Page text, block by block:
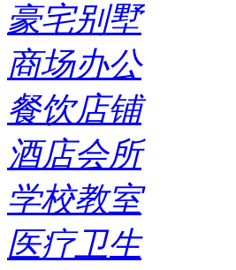
豪宅别墅
商场办公
餐饮店铺
酒店会所
学校教室
医疗卫生